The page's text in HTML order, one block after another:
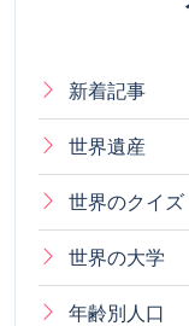
新着記事
世界遺産
世界のクイズ
世界の大学
年齢別人口